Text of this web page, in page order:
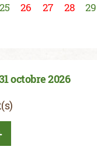
25 26 27 28 29
octobre 2026